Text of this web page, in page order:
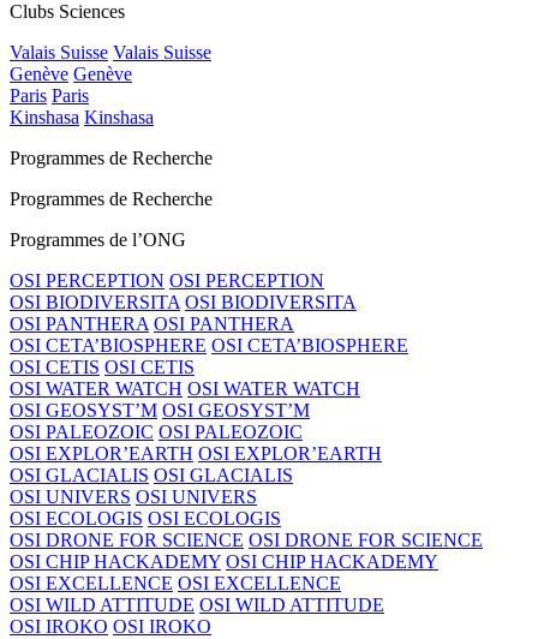
Clubs Sciences
Valais Suisse Valais Suisse
Genève Genève
Paris Paris
Kinshasa Kinshasa
Programmes de Recherche
Programmes de Recherche
Programmes de l’ONG
OSI PERCEPTION OSI PERCEPTION
OSI BIODIVERSITA OSI BIODIVERSITA
OSI PANTHERA OSI PANTHERA
OSI CETA’BIOSPHERE OSI CETA’BIOSPHERE
OSI CETIS OSI CETIS
OSI WATER WATCH OSI WATER WATCH
OSI GEOSYST’M OSI GEOSYST’M
OSI PALEOZOIC OSI PALEOZOIC
OSI EXPLOR’EARTH OSI EXPLOR’EARTH
OSI GLACIALIS OSI GLACIALIS
OSI UNIVERS OSI UNIVERS
OSI ECOLOGIS OSI ECOLOGIS
OSI DRONE FOR SCIENCE OSI DRONE FOR SCIENCE
OSI CHIP HACKADEMY OSI CHIP HACKADEMY
OSI EXCELLENCE OSI EXCELLENCE
OSI WILD ATTITUDE OSI WILD ATTITUDE
OSI IROKO OSI IROKO